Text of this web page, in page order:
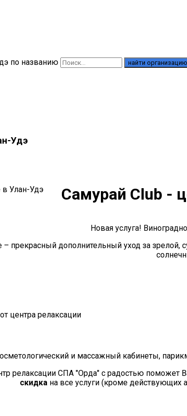
по названию
найти организацию
Удэ
Самурай Club -
Новая услуга!
– прекрасный дополнительный уход за
и массажный кабинеты,
релаксации СПА "Орда" с радостью поможет
скидкана все услуги (кроме действующих